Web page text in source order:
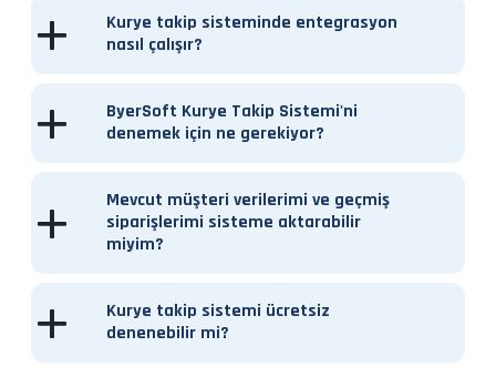
Kurye takip sisteminde entegrasyon
nasıl çalışır?
ByerSoft Kurye Takip Sistemi'ni
denemek için ne gerekiyor?
Mevcut müşteri verilerimi ve geçmiş
siparişlerimi sisteme aktarabilir
miyim?
Kurye takip sistemi ücretsiz
denenebilir mi?